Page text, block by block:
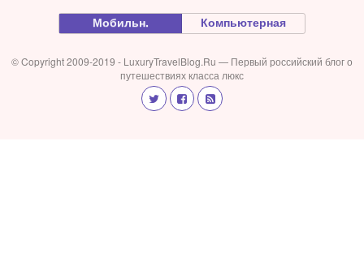
Мобильн. Компьютерная
© Copyright 2009-2019 - LuxuryTravelBlog.Ru — Первый российский блог о
путешествиях класса люкс